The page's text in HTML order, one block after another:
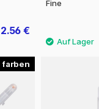
2.56 €
Fine